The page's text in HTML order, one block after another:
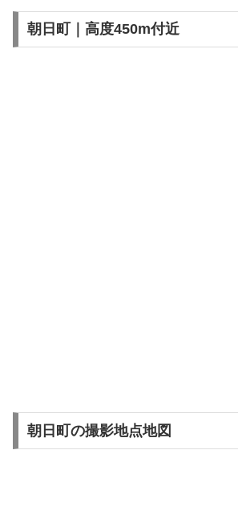
朝日町｜高度450m付近
朝日町の撮影地点地図